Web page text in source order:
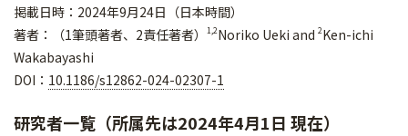
掲載日時：2024年9月24日（日本時間）
著者：（1筆頭著者、2責任著者）
1,2Noriko Ueki and 2Ken-ichi
Wakabayashi
DOI： 10.1186/s12862-024-02307-1
研究者一覧（所属先は2024年4月1日 現在）